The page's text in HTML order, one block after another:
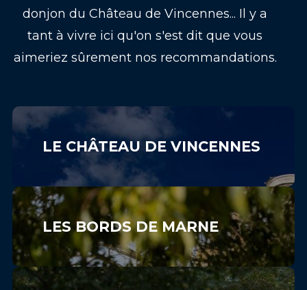
donjon du Château de Vincennes... Il y a
tant à vivre ici qu'on s'est dit que vous
aimeriez sûrement nos recommandations.
LE CHÂTEAU DE VINCENNES
LES BORDS DE MARNE